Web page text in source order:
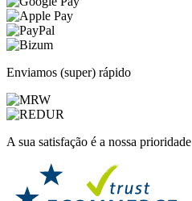
Enviamos (super) rápido
A sua satisfação é a nossa prioridade